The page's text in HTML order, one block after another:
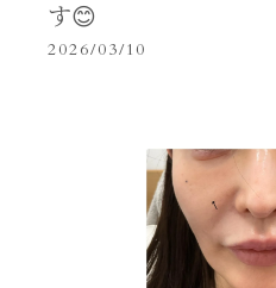
す😊
2026/03/10